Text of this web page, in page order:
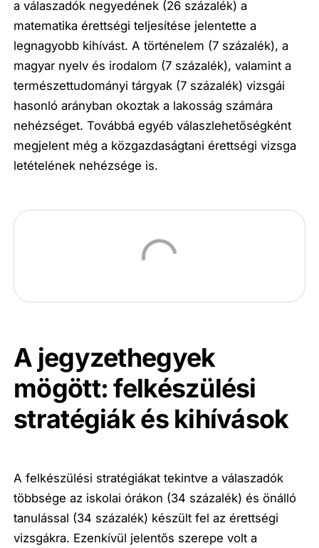
a válaszadók negyedének (26 százalék) a
matematika érettségi teljesítése jelentette a
legnagyobb kihívást. A történelem (7 százalék), a
magyar nyelv és irodalom (7 százalék), valamint a
természettudományi tárgyak (7 százalék) vizsgái
hasonló arányban okoztak a lakosság számára
nehézséget. Továbbá egyéb válaszlehetőségként
megjelent még a közgazdaságtani érettségi vizsga
letételének nehézsége is.
A jegyzethegyek
mögött: felkészülési
stratégiák és kihívások
A felkészülési stratégiákat tekintve a válaszadók
többsége az iskolai órákon (34 százalék) és önálló
tanulással (34 százalék) készült fel az érettségi
vizsgákra. Ezenkívül jelentős szerepe volt a